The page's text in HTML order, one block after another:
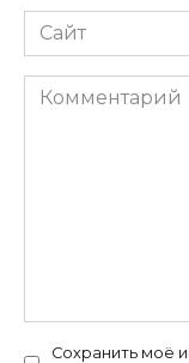
Сайт
Комментарий
Сохранить моё